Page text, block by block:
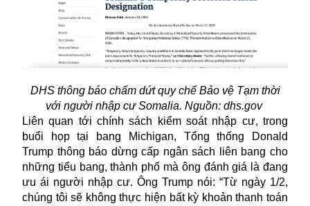
DHS thông báo chấm dứt quy chế Bảo vệ Tạm thời
với người nhập cư Somalia. Nguồn: dhs.gov
Liên quan tới chính sách kiểm soát nhập cư, trong
buổi họp tại bang Michigan, Tổng thống Donald
Trump thông báo dừng cấp ngân sách liên bang cho
những tiểu bang, thành phố mà ông đánh giá là đang
ưu ái người nhập cư. Ông Trump nói: “Từ ngày 1/2,
chúng tôi sẽ không thực hiện bất kỳ khoản thanh toán